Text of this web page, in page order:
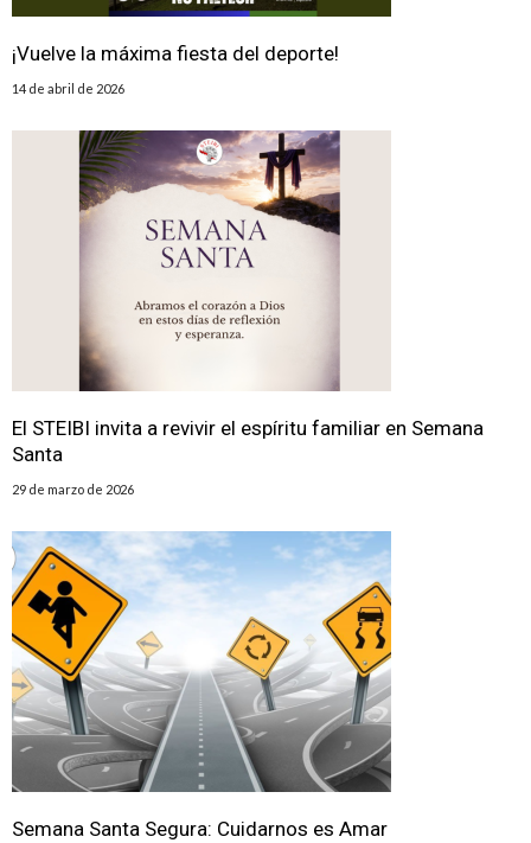
¡Vuelve la máxima fiesta del deporte!
14 de abril de 2026
El STEIBI invita a revivir el espíritu familiar en Semana
Santa
29 de marzo de 2026
Semana Santa Segura: Cuidarnos es Amar